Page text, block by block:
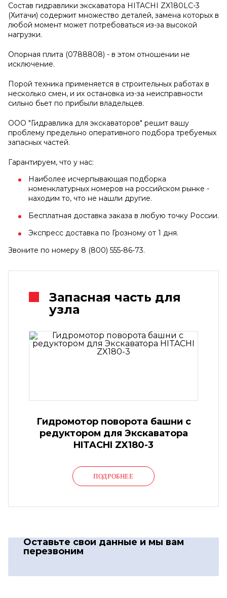
Состав гидравлики экскаватора HITACHI ZX180LC-3
(Хитачи) содержит множество деталей, замена которых в
любой момент может потребоваться из-за высокой
нагрузки.
Опорная плита (0788808) - в этом отношении не
исключение.
Порой техника применяется в строительных работах в
несколько смен, и их остановка из-за неисправности
сильно бьет по прибыли владельцев.
ООО "Гидравлика для экскаваторов" решит вашу
проблему предельно оперативного подбора требуемых
запасных частей.
Гарантируем, что у нас:
Наиболее исчерпывающая подборка
номенклатурных номеров на российском рынке -
находим то, что не нашли другие.
Бесплатная доставка заказа в любую точку России.
Экспресс доставка по Грозному от 1 дня.
Звоните по номеру 8 (800) 555-86-73.
Запасная часть для
узла
Гидромотор поворота башни с
редуктором для Экскаватора
HITACHI ZX180-3
ПОДРОБНЕЕ
Оставьте свои данные и мы вам
перезвоним